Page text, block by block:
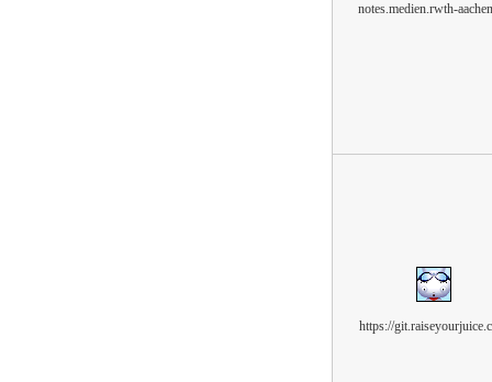
notes.medien.rwth-
https://